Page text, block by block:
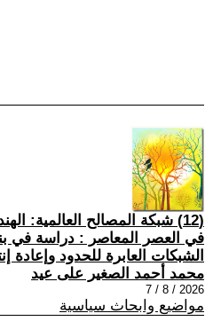
(12) شبكة المصالح العالمية:
في العصر المعاصر : دراسة في
الشبكات العابرة للحدود وإعادة
محمد أحمد الصغير على عيد
2026 / 8 / 7
مواضيع وابحاث سياسية